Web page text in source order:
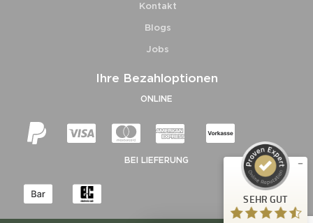
Kontakt
Blogs
Jobs
Ihre Bezahloptionen
ONLINE
BEI LIEFERUNG
SEHR GUT
Klaus Staudinger
Empfehlungen auf
ProvenExpert.com
4,73
/
5,00
756
Bewertungen auf
ProvenExpert.com